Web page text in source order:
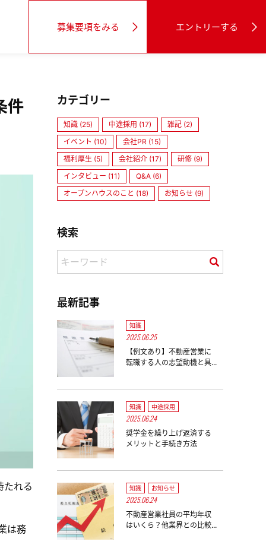
募集要項をみる エントリーする
件
たれる
は務
カテゴリー
知識 (25) 中途採用 (17)
雑記 (2)
イベント (10)
会社PR (15)
福利厚生 (5)
会社紹介 (17)
研修 (9)
インタビュー (11)
Q&A (6)
オープンハウスのこと (18)
お知らせ (9)
検索
最新記事
知識
2025.06.25
【例文あり】不動産営業に
転職する人の志望動機と具...
知識 中途採用
2025.06.24
奨学金を繰り上げ返済する
メリットと手続き方法
知識 お知らせ
2025.06.24
不動産営業社員の平均年収
はいくら？他業界との比較...